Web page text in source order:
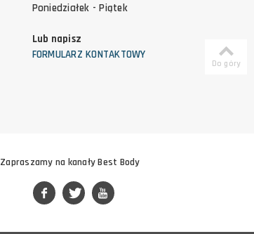
Poniedziałek - Piątek
Lub napisz
FORMULARZ KONTAKTOWY
Zapraszamy na kanały Best Body
Do góry